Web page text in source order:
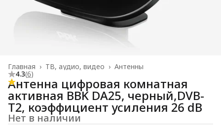
Антенны
ТВ, аудио, видео ›
Главная ›
4.3(6)
Антенна цифровая комнатная
активная BBK DA25, черный,DVB-
T2, коэффициент усиления 26 dB
Нет в наличии